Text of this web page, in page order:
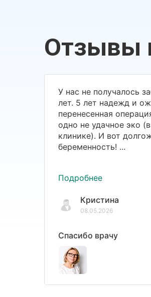
Отзывы
У нас не получалось
лет. 5 лет надежд и
перенесенная
одно не удачное эко
клинике). И вот
беременность! ...
Подробнее
Кристина
08.05.2026
Спасибо врачу